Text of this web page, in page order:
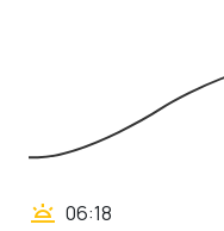
wb_twilight 06:18